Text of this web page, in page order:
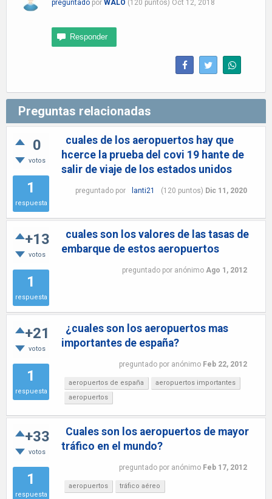
preguntado por WALO (120 puntos) Oct 12, 2018
Preguntas relacionadas
0
votos
1
respuesta
cuales de los aeropuertos hay que
hcerce la prueba del covi 19 hante de
salir de viaje de los estados unidos
preguntado por lanti21 (120 puntos) Dic 11, 2020
+13
votos
1
respuesta
cuales son los valores de las tasas de
embarque de estos aeropuertos
preguntado por anónimo Ago 1, 2012
+21
votos
1
respuesta
¿cuales son los aeropuertos mas
importantes de españa?
preguntado por anónimo Feb 22, 2012
aeropuertos de españa
aeropuertos importantes
aeropuertos
+33
votos
1
respuesta
Cuales son los aeropuertos de mayor
tráfico en el mundo?
preguntado por anónimo Feb 17, 2012
aeropuertos tráfico aéreo